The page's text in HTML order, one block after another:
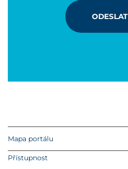
ODESLAT
Mapa portálu
Přístupnost